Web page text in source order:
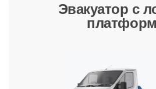
Эвакуатор с